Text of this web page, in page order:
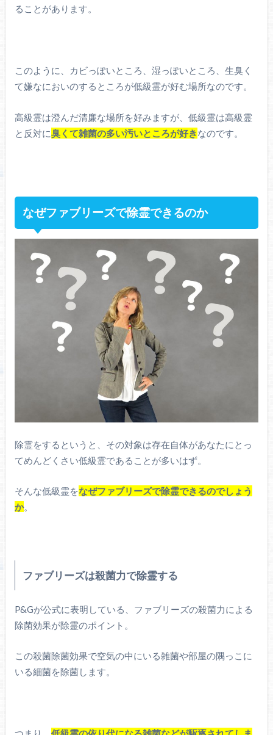
ることがあります。
このように、カビっぽいところ、湿っぽいところ、生臭く
て嫌なにおいのするところが低級霊が好む場所なのです。
高級霊は澄んだ清廉な場所を好みますが、低級霊は高級霊
と反対に臭くて雑菌の多い汚いところが好きなのです。
なぜファブリーズで除霊できるのか
除霊をするというと、その対象は存在自体があなたにとっ
てめんどくさい低級霊であることが多いはず。
そんな低級霊をなぜファブリーズで除霊できるのでしょう
か。
ファブリーズは殺菌力で除霊する
P&Gが公式に表明している、ファブリーズの殺菌力による
除菌効果が除霊のポイント。
この殺菌除菌効果で空気の中にいる雑菌や部屋の隅っこに
いる細菌を除菌します。